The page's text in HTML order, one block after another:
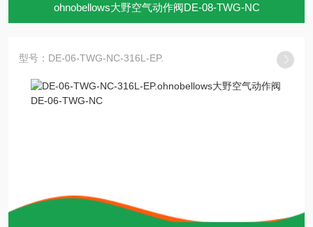
ohnobellows大野空气动作阀DE-08-TWG-NC
型号：DE-06-TWG-NC-316L-EP.